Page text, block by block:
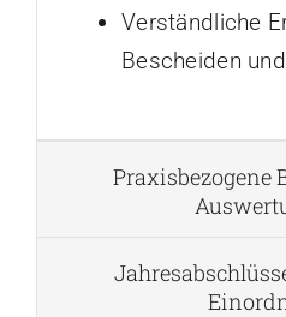
Verständliche
Bescheiden
Praxisbezogene